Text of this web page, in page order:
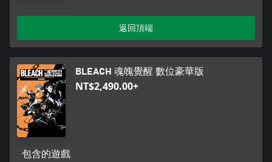
返回頂端
BLEACH 魂魄覺醒 數位豪華版
NT$2,490.00+
包含的遊戲